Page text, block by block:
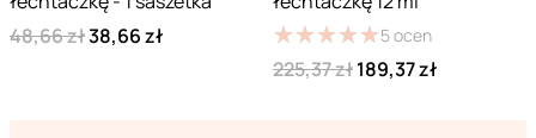
48,66 zł38,66 zł
★★★★★
★★★★★5ocen
225,37 zł189,37 zł